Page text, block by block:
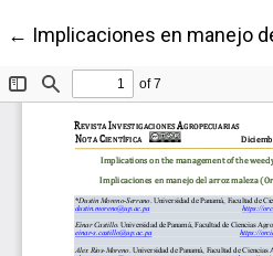
← Volver a los detalles del
Implicaciones en manejo